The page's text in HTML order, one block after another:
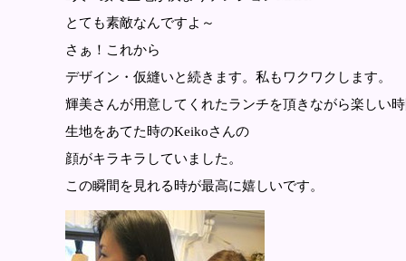
とても素敵なんですよ～
さぁ！これから
デザイン・仮縫いと続きます。私もワクワクします。
輝美さんが用意してくれたランチを頂きながら楽しい時
生地をあてた時のKeikoさんの
顔がキラキラしていました。
この瞬間を見れる時が最高に嬉しいです。